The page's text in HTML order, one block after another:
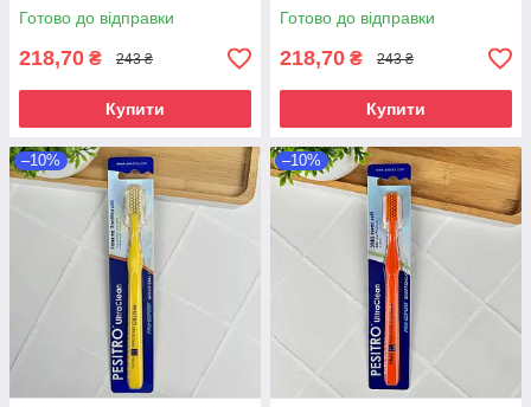
Готово до відправки
218,70 ₴ 243 ₴
Купити
Готово до відправки
218,70 ₴ 243 ₴
Купити
–10% –10%